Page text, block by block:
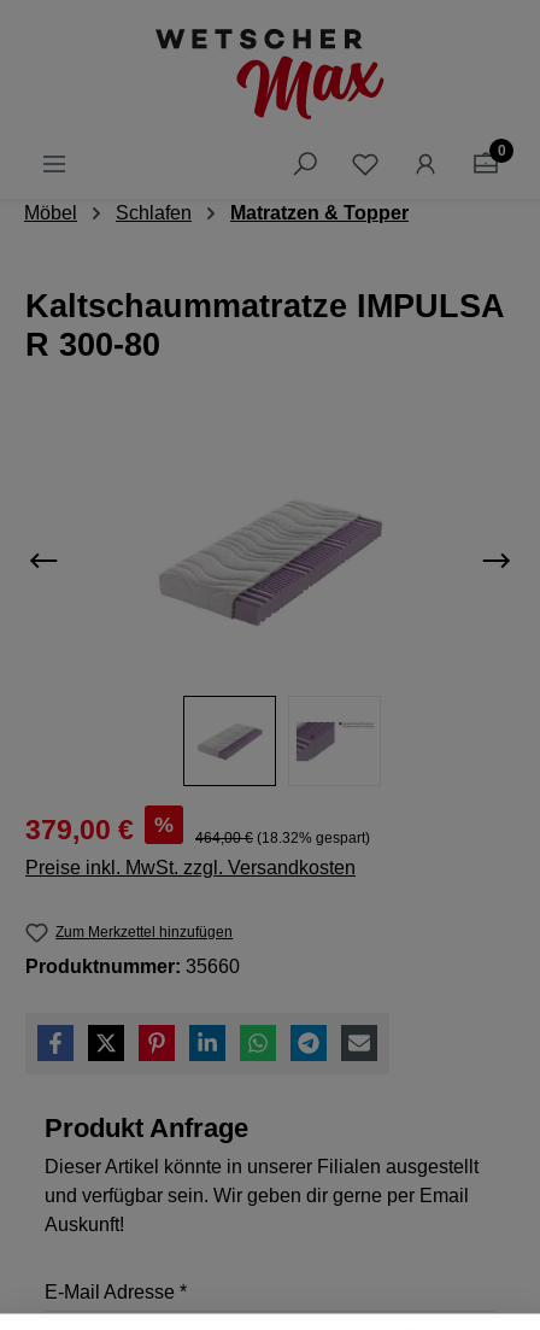
0
Möbel Schlafen Matratzen & Topper
Kaltschaum­matratze IMPULSA
R 300-80
379,00 € %
464,00 € (18.32% gespart)
Preise inkl. MwSt. zzgl. Versandkosten
Zum Merkzettel hinzufügen
Produktnummer: 35660
Produkt Anfrage
Dieser Artikel könnte in unserer Filialen ausgestellt
und verfügbar sein. Wir geben dir gerne per Email
Auskunft!
E-Mail Adresse *